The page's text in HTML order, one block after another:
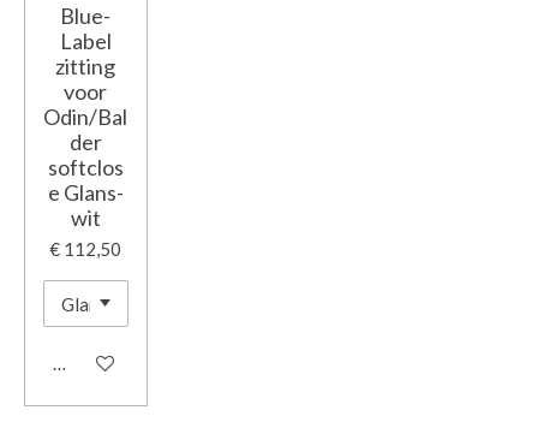
Blue-
Label
zitting
voor
Odin/Bal
der
softclos
e Glans-
wit
€ 112,50
In winkelwagen